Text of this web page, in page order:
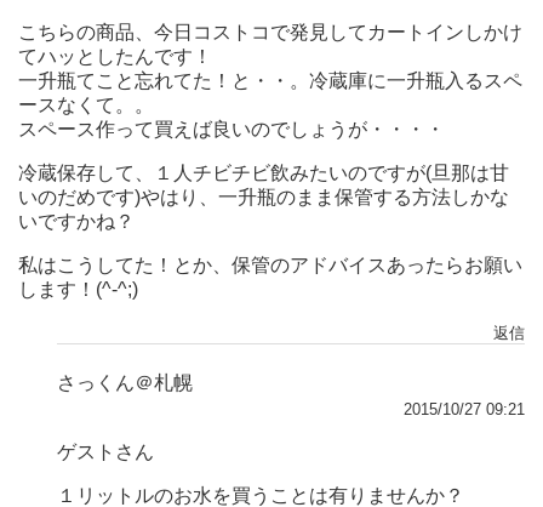
こちらの商品、今日コストコで発見してカートインしかけ
てハッとしたんです！
一升瓶てこと忘れてた！と・・。冷蔵庫に一升瓶入るスペ
ースなくて。。
スペース作って買えば良いのでしょうが・・・・
冷蔵保存して、１人チビチビ飲みたいのですが(旦那は甘
いのだめです)やはり、一升瓶のまま保管する方法しかな
いですかね？
私はこうしてた！とか、保管のアドバイスあったらお願い
します！(^-^;)
返信
さっくん＠札幌
2015/10/27 09:21
ゲストさん
１リットルのお水を買うことは有りませんか？